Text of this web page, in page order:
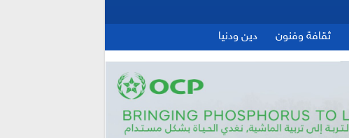
ثقافة وفنون دين ودنيا